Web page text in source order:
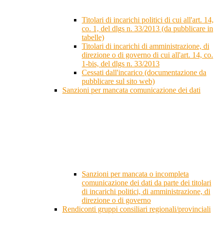
Titolari di incarichi politici di cui all'art. 14,
co. 1, del dlgs n. 33/2013 (da pubblicare in
tabelle)
Titolari di incarichi di amministrazione, di
direzione o di governo di cui all'art. 14, co.
1-bis, del dlgs n. 33/2013
Cessati dall'incarico (documentazione da
pubblicare sul sito web)
Sanzioni per mancata comunicazione dei dati
Sanzioni per mancata o incompleta
comunicazione dei dati da parte dei titolari
di incarichi politici, di amministrazione, di
direzione o di governo
Rendiconti gruppi consiliari regionali/provinciali